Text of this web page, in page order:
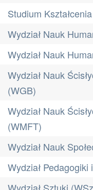
Studium
Wydział Nauk
Wydział Nauk
Wydział Nauk
(WGB)
Wydział Nauk
(WMFT)
Wydział Nauk
Wydział